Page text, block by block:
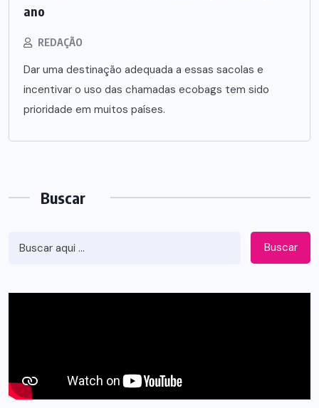
ano
REDAÇÃO
Dar uma destinação adequada a essas sacolas e
incentivar o uso das chamadas ecobags tem sido
prioridade em muitos países.
Buscar
Buscar